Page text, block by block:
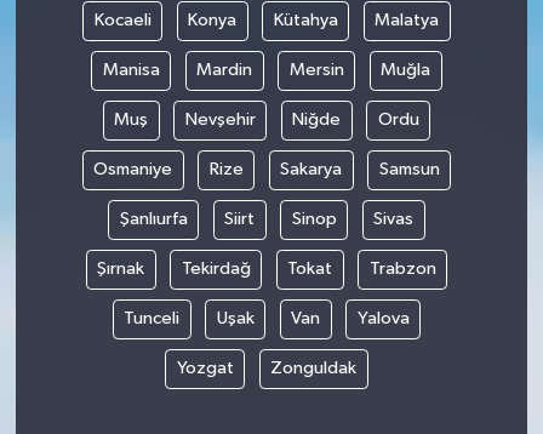
Kocaeli Konya Kütahya Malatya
Manisa Mardin Mersin Muğla
Muş Nevşehir Niğde Ordu
Osmaniye Rize Sakarya Samsun
Şanlıurfa Siirt Sinop Sivas
Şırnak Tekirdağ Tokat Trabzon
Tunceli Uşak Van Yalova
Yozgat Zonguldak